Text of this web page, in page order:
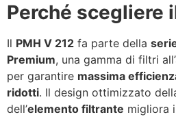
Perché scegliere
Il PMH V 212 fa parte della
Premium, una gamma di filtri
per garantire massima
ridotti. Il design ottimizzato
dell’elemento filtrante migliora